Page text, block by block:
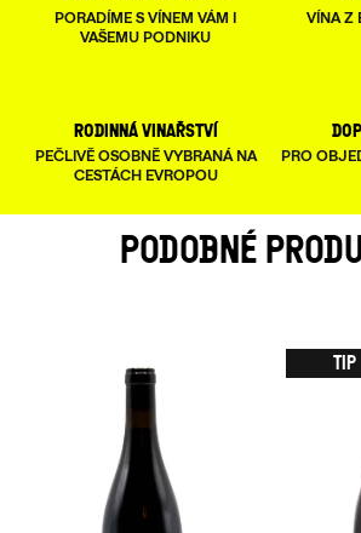
PORADÍME S VÍNEM VÁM I
VAŠEMU PODNIKU
VÍNA Z
rodinná vinařství
PEČLIVĚ OSOBNĚ VYBRANÁ NA
CESTÁCH EVROPOU
PRO
PODOBNÉ
TIP